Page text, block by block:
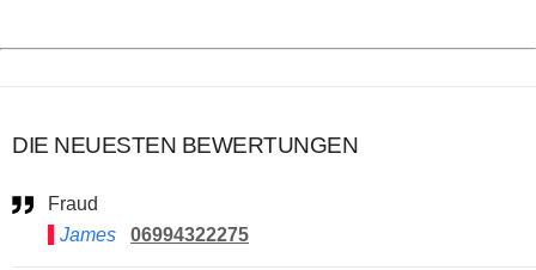
DIE NEUESTEN BEWERTUNGEN
Fraud
James
06994322275